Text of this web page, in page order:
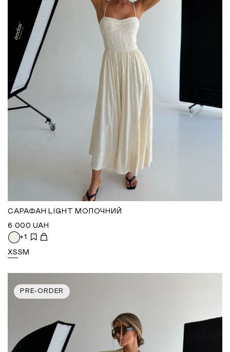
САРАФАН LIGHT МОЛОЧНИЙ
6 000 UAH
+1
XSS M
PRE-ORDER